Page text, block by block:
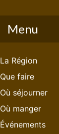
Menu
La Région
Que faire
Où séjourner
Où manger
Événements